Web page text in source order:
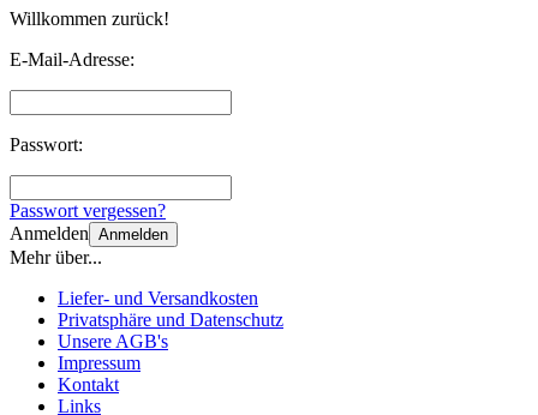
Willkommen zurück!
E-Mail-Adresse:
Passwort:
Passwort vergessen?
Anmelden Anmelden
Mehr über...
Liefer- und Versandkosten
Privatsphäre und Datenschutz
Unsere AGB's
Impressum
Kontakt
Links